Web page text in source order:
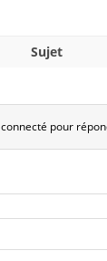
Sujet
pour